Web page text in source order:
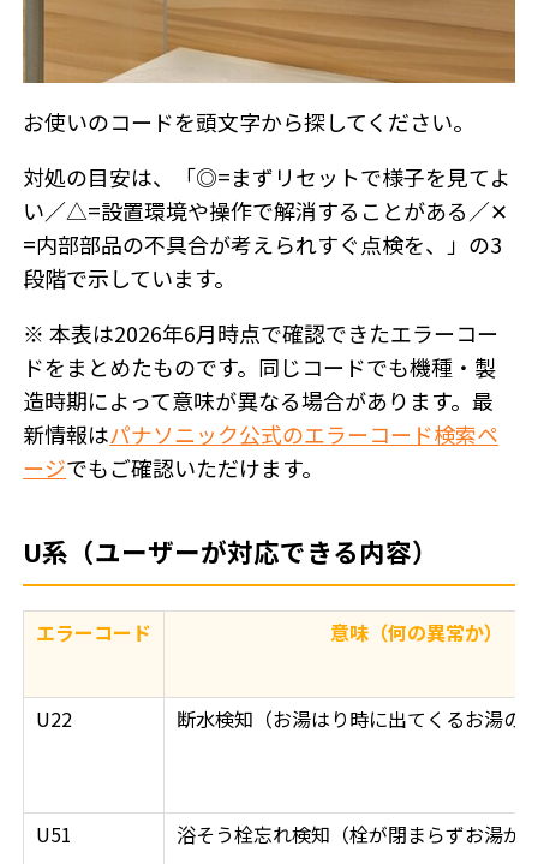
お使いのコードを頭文字から探してください。
対処の目安は、「◎=まずリセットで様子を見てよ
い／△=設置環境や操作で解消することがある／✕
=内部部品の不具合が考えられすぐ点検を、」の3
段階で示しています。
※ 本表は2026年6月時点で確認できたエラーコー
ドをまとめたものです。同じコードでも機種・製
造時期によって意味が異なる場合があります。最
新情報はパナソニック公式のエラーコード検索ペ
ージでもご確認いただけます。
U系（ユーザーが対応できる内容）
エラーコード 意味（何の異常か）
U22 断水検知（お湯はり時に出てくるお湯の
U51 浴そう栓忘れ検知（栓が閉まらずお湯が